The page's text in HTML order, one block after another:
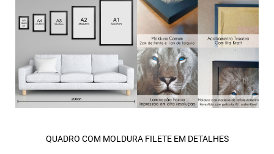
QUADRO COM MOLDURA FILETE EM DETALHES